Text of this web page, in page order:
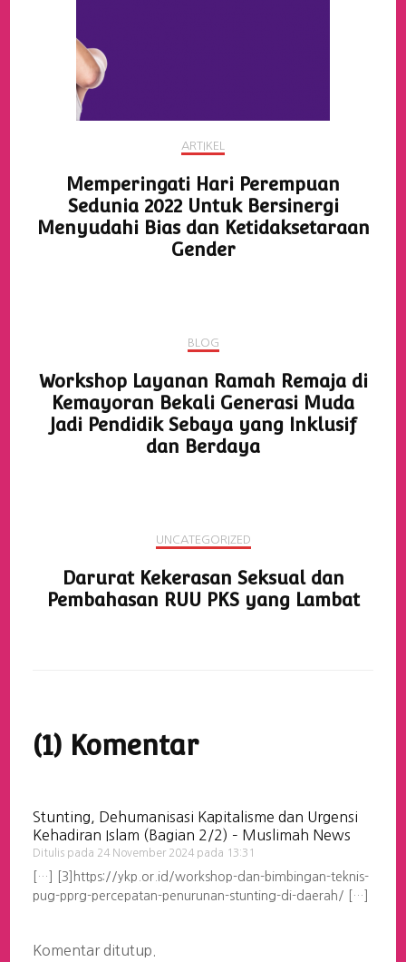
ARTIKEL
Memperingati Hari Perempuan
Sedunia 2022 Untuk Bersinergi
Menyudahi Bias dan Ketidaksetaraan
Gender
BLOG
Workshop Layanan Ramah Remaja di
Kemayoran Bekali Generasi Muda
Jadi Pendidik Sebaya yang Inklusif
dan Berdaya
UNCATEGORIZED
Darurat Kekerasan Seksual dan
Pembahasan RUU PKS yang Lambat
(1) Komentar
Stunting, Dehumanisasi Kapitalisme dan Urgensi
Kehadiran Islam (Bagian 2/2) – Muslimah News
Ditulis pada 24 November 2024 pada 13:31
[…] [3]https://ykp.or.id/workshop-dan-bimbingan-teknis-
pug-pprg-percepatan-penurunan-stunting-di-daerah/ […]
Komentar ditutup.